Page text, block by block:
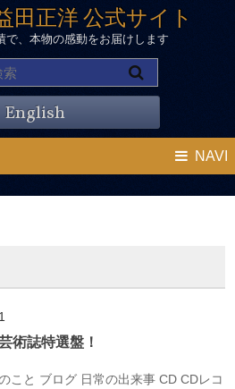
田正洋 公式サイト
で、本物の感動をお届けします
English
NAVI
術誌特選盤！
こと ブログ 日常の出来事 CD CDレコ